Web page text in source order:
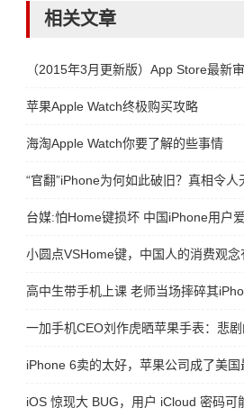
相关文章
（2015年3月更新版）App Store最新
苹果Apple Watch终极购买攻略
海淘Apple Watch你要了解的些事情
“官翻”iPhone为何如此破旧？真相令人
台媒:怕Home键损坏 中国iPhone用户
小圆点VSHome键，中国人的消费观念
高中生带手机上课 老师当场摔碎其
一加手机CEO刘作虎晒苹果手表：悲
iPhone 6卖的太好，苹果公司成了美国
iOS 惊现大 BUG，用户 iCloud 密码可